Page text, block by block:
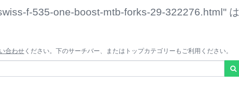
f-535-one-boost-mtb-forks-29-322276.html" は
合わせ ください。下のサーチバー、またはトップカテゴリーもご利用ください。